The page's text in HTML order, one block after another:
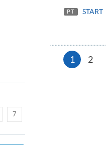
7
PT START
1 本
2